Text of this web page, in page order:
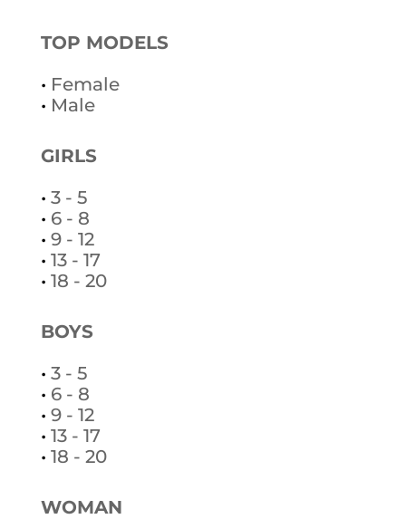
TOP MODELS
• Female
• Male
GIRLS
• 3 - 5
• 6 - 8
• 9 - 12
• 13 - 17
• 18 - 20
BOYS
• 3 - 5
• 6 - 8
• 9 - 12
• 13 - 17
• 18 - 20
WOMAN